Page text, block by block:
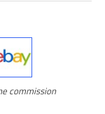
commission